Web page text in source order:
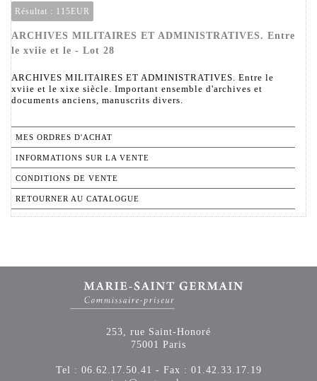
Résultat : 115EUR
ARCHIVES MILITAIRES ET ADMINISTRATIVES. Entre
le xviie et le - Lot 28
ARCHIVES MILITAIRES ET ADMINISTRATIVES. Entre le
xviie et le xixe siècle. Important ensemble d'archives et
documents anciens, manuscrits divers.
MES ORDRES D'ACHAT
INFORMATIONS SUR LA VENTE
CONDITIONS DE VENTE
RETOURNER AU CATALOGUE
253, rue Saint-Honoré
75001 Paris
Tel : 06.62.17.50.41 - Fax : 01.42.33.17.19